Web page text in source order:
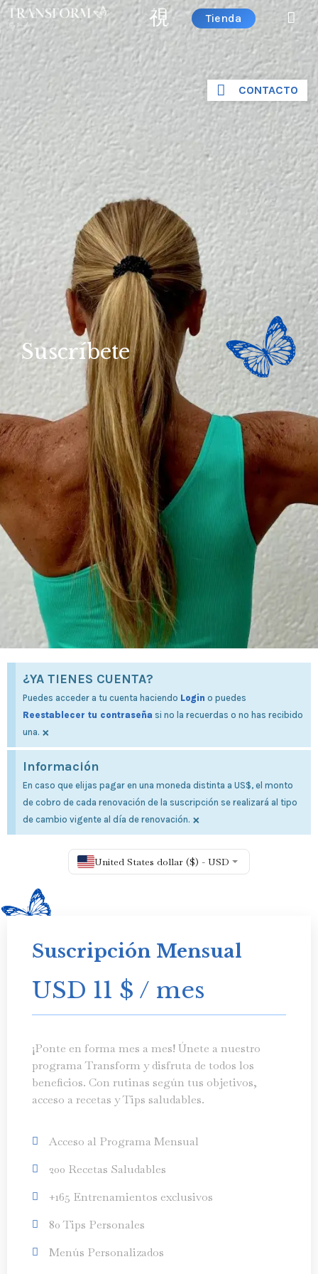
Tienda
CONTACTO
Suscríbete
¿YA TIENES CUENTA?
Puedes acceder a tu cuenta haciendo Login o puedes
Reestablecer tu contraseña si no la recuerdas o no has recibido
una. ×
Información
En caso que elijas pagar en una moneda distinta a US$, el monto
de cobro de cada renovación de la suscripción se realizará al tipo
de cambio vigente al día de renovación. ×
United States dollar ($) - USD
Suscripción Mensual
USD 11 $ / mes
¡Ponte en forma mes a mes! Únete a nuestro
programa Transform y disfruta de todos los
beneficios. Con rutinas según tus objetivos,
acceso a recetas y Tips saludables.
Acceso al Programa Mensual
200 Recetas Saludables
+165 Entrenamientos exclusivos
80 Tips Personales
Menús Personalizados